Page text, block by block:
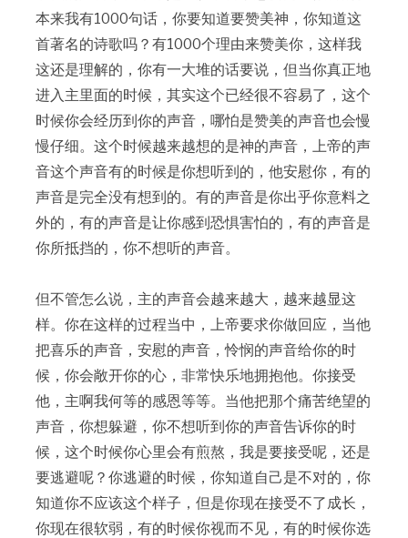
本来我有1000句话，你要知道要赞美神，你知道这
首著名的诗歌吗？有1000个理由来赞美你，这样我
这还是理解的，你有一大堆的话要说，但当你真正地
进入主里面的时候，其实这个已经很不容易了，这个
时候你会经历到你的声音，哪怕是赞美的声音也会慢
慢仔细。这个时候越来越想的是神的声音，上帝的声
音这个声音有的时候是你想听到的，他安慰你，有的
声音是完全没有想到的。有的声音是你出乎你意料之
外的，有的声音是让你感到恐惧害怕的，有的声音是
你所抵挡的，你不想听的声音。
但不管怎么说，主的声音会越来越大，越来越显这
样。你在这样的过程当中，上帝要求你做回应，当他
把喜乐的声音，安慰的声音，怜悯的声音给你的时
候，你会敞开你的心，非常快乐地拥抱他。你接受
他，主啊我何等的感恩等等。当他把那个痛苦绝望的
声音，你想躲避，你不想听到你的声音告诉你的时
候，这个时候你心里会有煎熬，我是要接受呢，还是
要逃避呢？你逃避的时候，你知道自己是不对的，你
知道你不应该这个样子，但是你现在接受不了成长，
你现在很软弱，有的时候你视而不见，有的时候你选